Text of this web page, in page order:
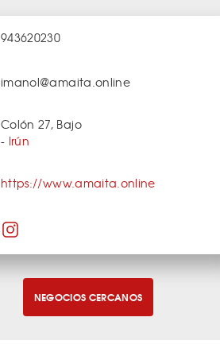
943620230
imanol@amaita.online
Colón 27, Bajo
- Irún
https://www.amaita.online
NEGOCIOS CERCANOS